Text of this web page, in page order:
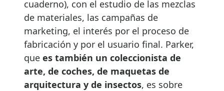
cuaderno), con el estudio de las mezclas
de materiales, las campañas de
marketing, el interés por el proceso de
fabricación y por el usuario final. Parker,
que es también un coleccionista de
arte, de coches, de maquetas de
arquitectura y de insectos, es sobre